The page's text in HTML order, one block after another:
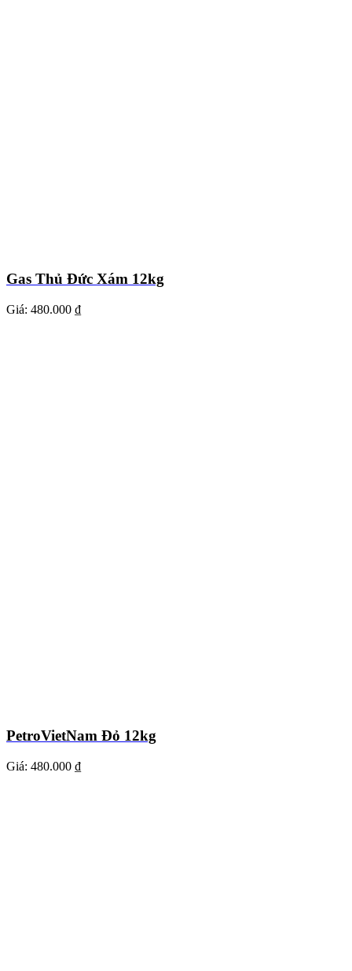
Gas Thủ Đức Xám 12kg
Giá: 480.000 ₫
PetroVietNam Đỏ 12kg
Giá: 480.000 ₫